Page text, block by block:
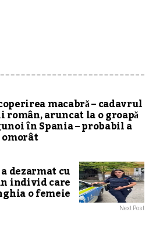
macabră – cadavrul
român, aruncat la o groapă
în Spania – probabil a
dezarmat cu
individ care
o femeie
Next Post